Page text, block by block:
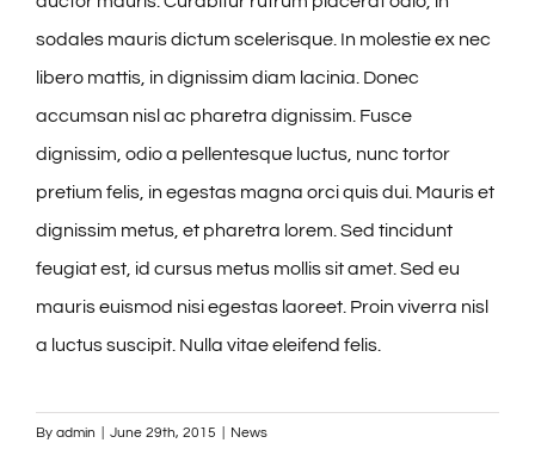
sodales mauris dictum scelerisque. In molestie ex nec
libero mattis, in dignissim diam lacinia. Donec
accumsan nisl ac pharetra dignissim. Fusce
dignissim, odio a pellentesque luctus, nunc tortor
pretium felis, in egestas magna orci quis dui. Mauris et
dignissim metus, et pharetra lorem. Sed tincidunt
feugiat est, id cursus metus mollis sit amet. Sed eu
mauris euismod nisi egestas laoreet. Proin viverra nisl
a luctus suscipit. Nulla vitae eleifend felis.
By admin June 29th, 2015 News